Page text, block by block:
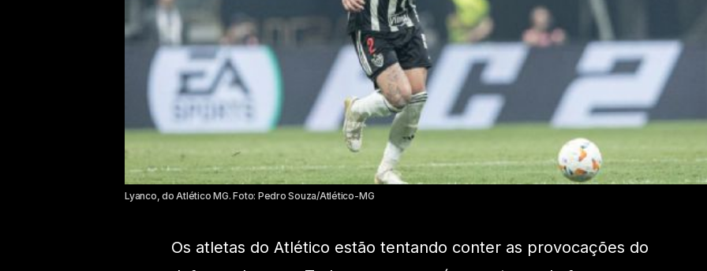
Lyanco, do Atlético MG. Foto: Pedro Souza/Atlético-MG
Os atletas do Atlético estão tentando conter as provocações do